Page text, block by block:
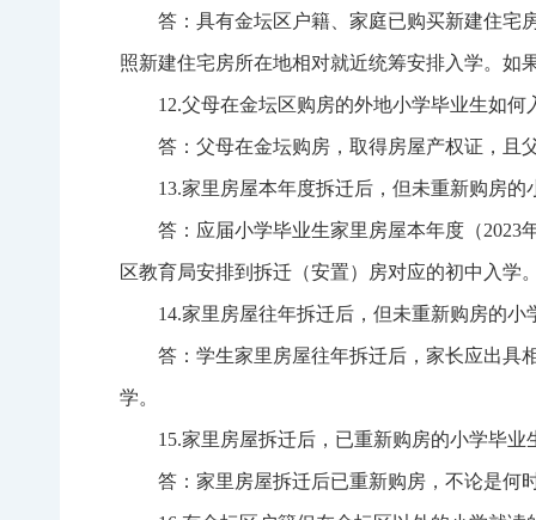
答：具有金坛区户籍、家庭已购买新建住宅
照新建住宅房所在地相对就近统筹安排入学。如
12.父母在金坛区购房的外地小学毕业生如何
答：父母在金坛购房，取得房屋产权证，且
13.家里房屋本年度拆迁后，但未重新购房的
答：应届小学毕业生家里房屋本年度（2023
区教育局安排到拆迁（安置）房对应的初中入学
14.家里房屋往年拆迁后，但未重新购房的小
答：学生家里房屋往年拆迁后，家长应出具
学。
15.家里房屋拆迁后，已重新购房的小学毕业
答：家里房屋拆迁后已重新购房，不论是何